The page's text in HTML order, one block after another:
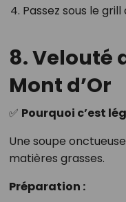
Passez sous le
8. Velouté
Mont d’Or
✅ Pourquoi c’est
Une soupe
matières grasses.
Préparation :